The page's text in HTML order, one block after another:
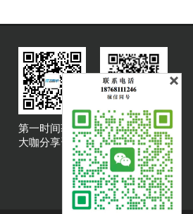
第一时间获取
大咖分享资讯
大咖说吐槽客服